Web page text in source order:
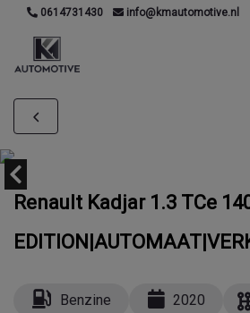
0614731430 info@kmautomotive.nl
Renault Kadjar 1.3 TCe
Benzine 2020